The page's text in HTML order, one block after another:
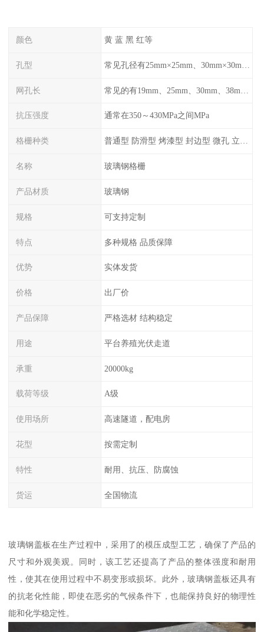
颜色 黄 蓝 黑 红等
孔型
网孔长
抗压强度 通常在350～430MPa之间MPa
格栅种类 普通型 防滑型 ‌烤漆型 封边型 ‌微孔 立体 加砂覆面型 平面型
名称 玻璃钢格栅
产品材质 玻璃钢
规格 可支持定制
特点 多种规格 品质保障
优势 实体发货
价格 出厂价
产品保障 严格选材 结构稳定
用途 平台养殖光伏走道
承重 20000kg
载荷等级 A级
使用场所 高速隧道，配电房
花型 按需定制
特性 耐用、抗压、防腐蚀
货运 全国物流
玻璃钢盖板在生产过程中，采用了的模压成型工艺，确保了产品的
尺寸和外观美观。同时，该工艺还提高了产品的整体强度和耐用
性，使其在使用过程中不易变形或损坏。此外，玻璃钢盖板还具有
的抗老化性能，即使在恶劣的气候条件下，也能保持良好的物理性
能和化学稳定性。